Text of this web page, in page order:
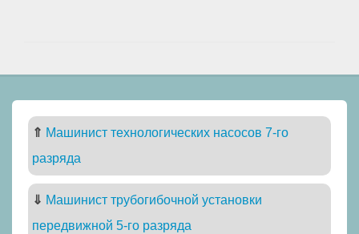
⇑ Машинист технологических насосов 7-го
разряда
⇓ Машинист трубогибочной установки
передвижной 5-го разряда